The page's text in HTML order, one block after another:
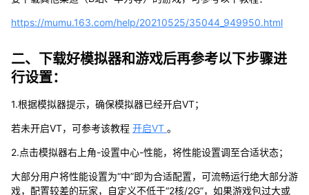
https://mumu.163.com/help/20210525/35044_949950.html
二、下载好模拟器和游戏后再参考以下步骤进
行设置：
1.根据模拟器提示，确保模拟器已经开启VT；
若未开启VT，可参考该教程 开启VT 。
2.点击模拟器右上角-设置中心-性能，将性能设置调至合适状态；
大部分用户将性能设置为“中”即为合适配置，可流畅运行绝大部分游
戏，配置较差的玩家，自定义不低于“2核/2G”，如果游戏包过大或